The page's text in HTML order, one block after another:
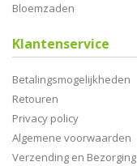
Bloemzaden
Klantenservice
Betalingsmogelijkheden
Retouren
Privacy policy
Algemene voorwaarden
Verzending en Bezorging